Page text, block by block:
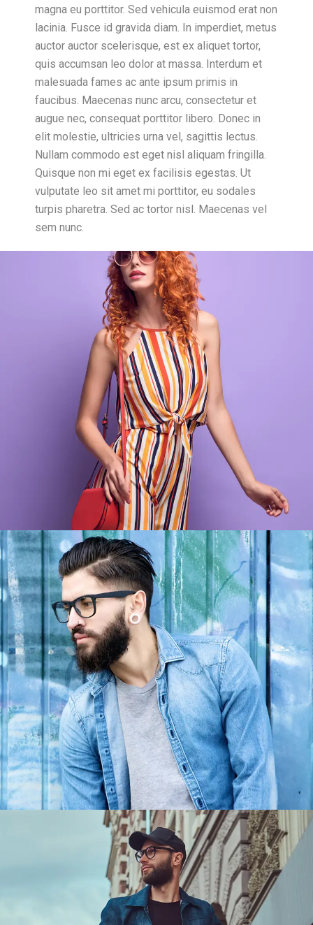
magna eu porttitor. Sed vehicula euismod erat non
lacinia. Fusce id gravida diam. In imperdiet, metus
auctor auctor scelerisque, est ex aliquet tortor,
quis accumsan leo dolor at massa. Interdum et
malesuada fames ac ante ipsum primis in
faucibus. Maecenas nunc arcu, consectetur et
augue nec, consequat porttitor libero. Donec in
elit molestie, ultricies urna vel, sagittis lectus.
Nullam commodo est eget nisl aliquam fringilla.
Quisque non mi eget ex facilisis egestas. Ut
vulputate leo sit amet mi porttitor, eu sodales
turpis pharetra. Sed ac tortor nisl. Maecenas vel
sem nunc.